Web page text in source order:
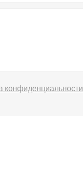
конфиденциальности